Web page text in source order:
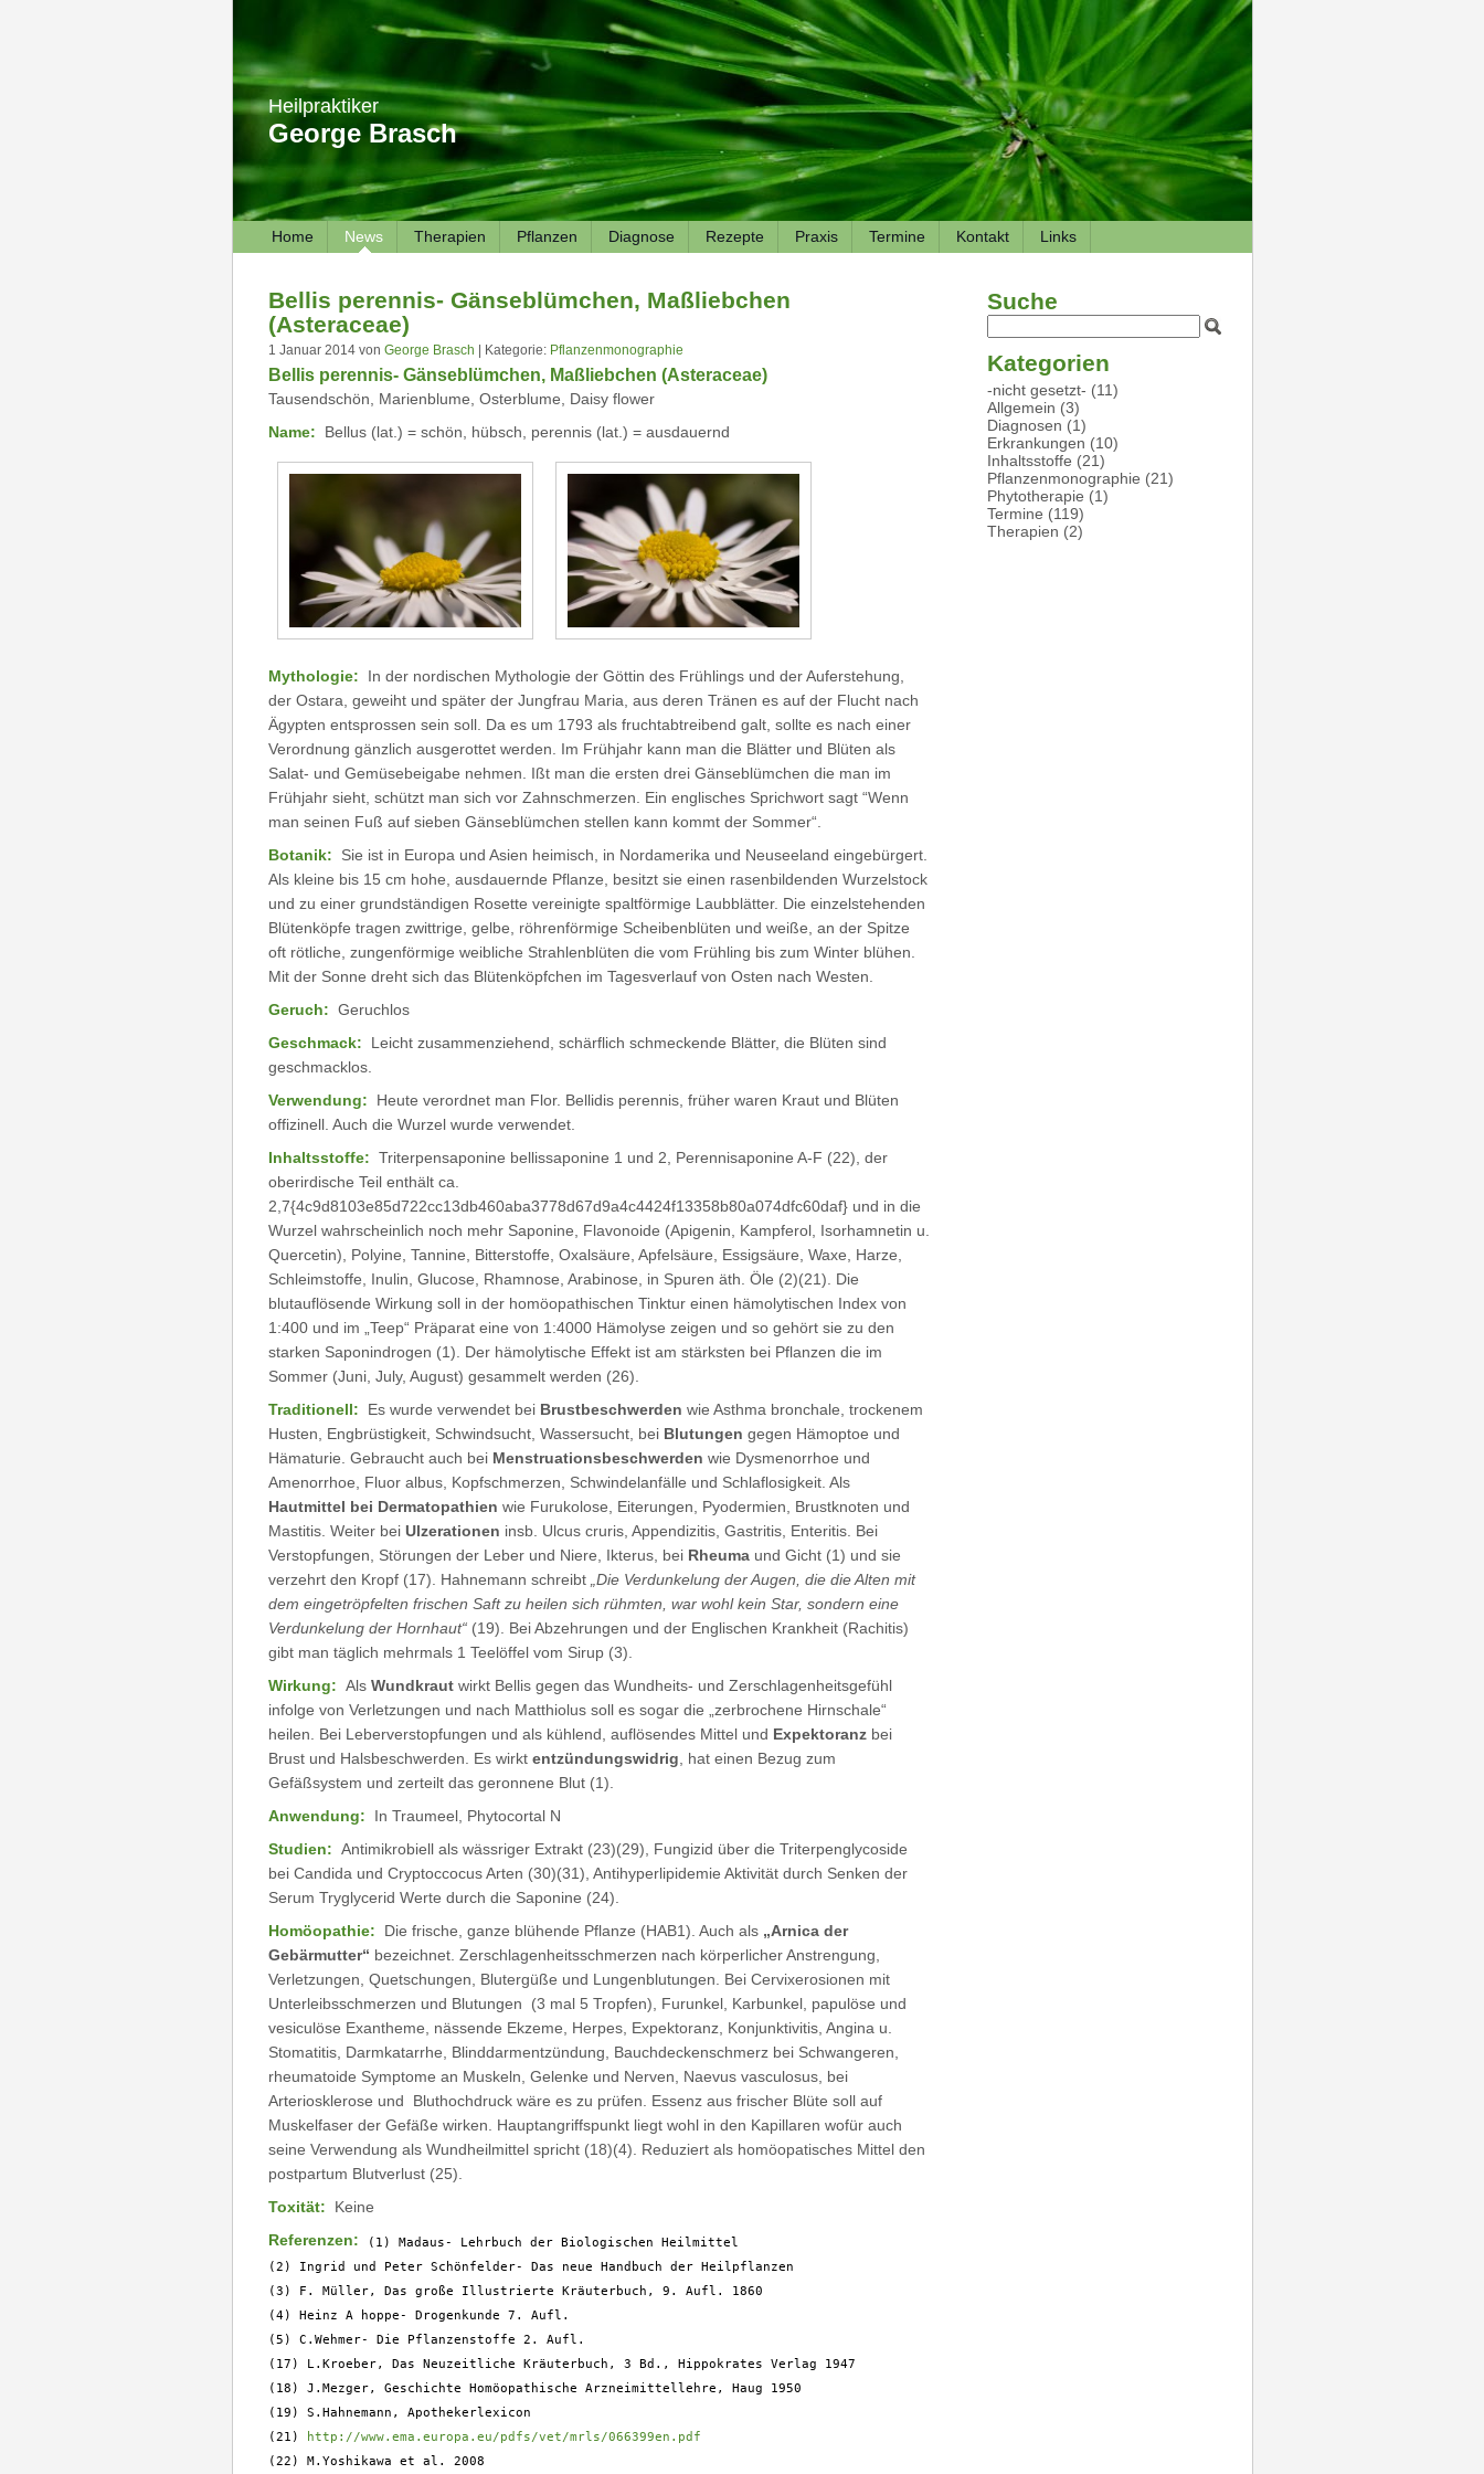
Heilpraktiker
George Brasch
Home News Therapien Pflanzen Diagnose Rezepte Praxis Termine Kontakt Links
Bellis perennis- Gänseblümchen, Maßliebchen
(Asteraceae)
1 Januar 2014 von George Brasch | Kategorie: Pflanzenmonographie
Bellis perennis- Gänseblümchen, Maßliebchen (Asteraceae)
Tausendschön, Marienblume, Osterblume, Daisy flower
Name:
Bellus (lat.) = schön, hübsch, perennis (lat.) = ausdauernd
Mythologie:
In der nordischen Mythologie der Göttin des Frühlings und der Auferstehung,
der Ostara, geweiht und später der Jungfrau Maria, aus deren Tränen es auf der Flucht nach
Ägypten entsprossen sein soll. Da es um 1793 als fruchtabtreibend galt, sollte es nach einer
Verordnung gänzlich ausgerottet werden. Im Frühjahr kann man die Blätter und Blüten als
Salat- und Gemüsebeigabe nehmen. Ißt man die ersten drei Gänseblümchen die man im
Frühjahr sieht, schützt man sich vor Zahnschmerzen. Ein englisches Sprichwort sagt “Wenn
man seinen Fuß auf sieben Gänseblümchen stellen kann kommt der Sommer“.
Botanik:
Sie ist in Europa und Asien heimisch, in Nordamerika und Neuseeland eingebürgert.
Als kleine bis 15 cm hohe, ausdauernde Pflanze, besitzt sie einen rasenbildenden Wurzelstock
und zu einer grundständigen Rosette vereinigte spaltförmige Laubblätter. Die einzelstehenden
Blütenköpfe tragen zwittrige, gelbe, röhrenförmige Scheibenblüten und weiße, an der Spitze
oft rötliche, zungenförmige weibliche Strahlenblüten die vom Frühling bis zum Winter blühen.
Mit der Sonne dreht sich das Blütenköpfchen im Tagesverlauf von Osten nach Westen.
Geruch: Geruchlos
Geschmack:
Leicht zusammenziehend, schärflich schmeckende Blätter, die Blüten sind
geschmacklos.
Verwendung:
Heute verordnet man Flor. Bellidis perennis, früher waren Kraut und Blüten
offizinell. Auch die Wurzel wurde verwendet.
Inhaltsstoffe: Triterpensaponine bellissaponine 1 und 2, Perennisaponine A-F (22), der
oberirdische Teil enthält ca.
2,7{4c9d8103e85d722cc13db460aba3778d67d9a4c4424f13358b80a074dfc60daf} und in die
Wurzel wahrscheinlich noch mehr Saponine, Flavonoide (Apigenin, Kampferol, Isorhamnetin u.
Quercetin), Polyine, Tannine, Bitterstoffe, Oxalsäure, Apfelsäure, Essigsäure, Waxe, Harze,
Schleimstoffe, Inulin, Glucose, Rhamnose, Arabinose, in Spuren äth. Öle (2)(21). Die
blutauflösende Wirkung soll in der homöopathischen Tinktur einen hämolytischen Index von
1:400 und im „Teep“ Präparat eine von 1:4000 Hämolyse zeigen und so gehört sie zu den
starken Saponindrogen (1). Der hämolytische Effekt ist am stärksten bei Pflanzen die im
Sommer (Juni, July, August) gesammelt werden (26).
Traditionell:
Es wurde verwendet bei Brustbeschwerden wie Asthma bronchale, trockenem
Husten, Engbrüstigkeit, Schwindsucht, Wassersucht, bei Blutungen gegen Hämoptoe und
Hämaturie. Gebraucht auch bei Menstruationsbeschwerden wie Dysmenorrhoe und
Amenorrhoe, Fluor albus, Kopfschmerzen, Schwindelanfälle und Schlaflosigkeit. Als
Hautmittel bei Dermatopathien wie Furukolose, Eiterungen, Pyodermien, Brustknoten und
Mastitis. Weiter bei Ulzerationen insb. Ulcus cruris, Appendizitis, Gastritis, Enteritis. Bei
Verstopfungen, Störungen der Leber und Niere, Ikterus, bei Rheumaund Gicht (1) und sie
verzehrt den Kropf (17). Hahnemann schreibt „Die Verdunkelung der Augen, die die Alten mit
dem eingetröpfelten frischen Saft zu heilen sich rühmten, war wohl kein Star, sondern eine
Verdunkelung der Hornhaut“(19). Bei Abzehrungen und der Englischen Krankheit (Rachitis)
gibt man täglich mehrmals 1 Teelöffel vom Sirup (3).
Wirkung: Als Wundkrautwirkt Bellis gegen das Wundheits- und Zerschlagenheitsgefühl
infolge von Verletzungen und nach Matthiolus soll es sogar die „zerbrochene Hirnschale“
heilen. Bei Leberverstopfungen und als kühlend, auflösendes Mittel und Expektoranzbei
Brust und Halsbeschwerden. Es wirkt entzündungswidrig , hat einen Bezug zum
Gefäßsystem und zerteilt das geronnene Blut (1).
Anwendung:
In Traumeel, Phytocortal N
Studien: Antimikrobiell als wässriger Extrakt (23)(29), Fungizid über die Triterpenglycoside
bei Candida und Cryptoccocus Arten (30)(31), Antihyperlipidemie Aktivität durch Senken der
Serum Tryglycerid Werte durch die Saponine (24).
Homöopathie:
Die frische, ganze blühende Pflanze (HAB1). Auch als„Arnica der
Gebärmutter“ bezeichnet. Zerschlagenheitsschmerzen nach körperlicher Anstrengung,
Verletzungen, Quetschungen, Blutergüße und Lungenblutungen. Bei Cervixerosionen mit
Unterleibsschmerzen und Blutungen (3 mal 5 Tropfen), Furunkel, Karbunkel, papulöse und
vesiculöse Exantheme, nässende Ekzeme, Herpes, Expektoranz, Konjunktivitis, Angina u.
Stomatitis, Darmkatarrhe, Blinddarmentzündung, Bauchdeckenschmerz bei Schwangeren,
rheumatoide Symptome an Muskeln, Gelenke und Nerven, Naevus vasculosus, bei
Arteriosklerose und Bluthochdruck wäre es zu prüfen. Essenz aus frischer Blüte soll auf
Muskelfaser der Gefäße wirken. Hauptangriffspunkt liegt wohl in den Kapillaren wofür auch
seine Verwendung als Wundheilmittel spricht (18)(4). Reduziert als homöopatisches Mittel den
postpartum Blutverlust (25).
Toxität:
Keine
Referenzen:
(1) Madaus- Lehrbuch der Biologischen Heilmittel
(2) Ingrid und Peter Schönfelder- Das neue Handbuch der Heilpflanzen
(3) F. Müller, Das große Illustrierte Kräuterbuch, 9. Aufl. 1860
(4) Heinz A hoppe- Drogenkunde 7. Aufl.
(5) C.Wehmer- Die Pflanzenstoffe 2. Aufl.
(17) L.Kroeber, Das Neuzeitliche Kräuterbuch, 3 Bd., Hippokrates Verlag 1947
(18) J.Mezger, Geschichte Homöopathische Arzneimittellehre, Haug 1950
(19) S.Hahnemann, Apothekerlexicon
(21)
http://www.ema.europa.eu/pdfs/vet/mrls/066399en.pdf
(22) M.Yoshikawa et al. 2008
Suche
Kategorien
-nicht gesetzt- (11)
Allgemein (3)
Diagnosen (1)
Erkrankungen (10)
Inhaltsstoffe (21)
Pflanzenmonographie (21)
Phytotherapie (1)
Termine (119)
Therapien (2)